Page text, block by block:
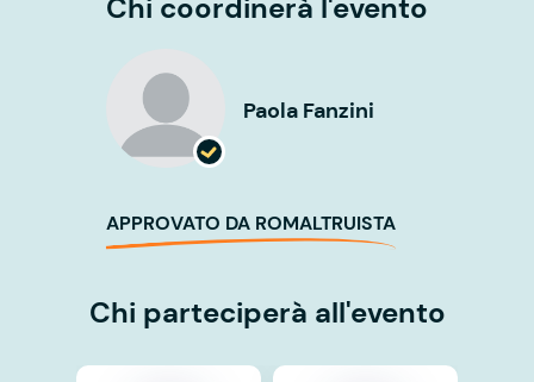
Paola Fanzini
APPROVATO DA ROMALTRUISTA
Chi parteciperà all'evento